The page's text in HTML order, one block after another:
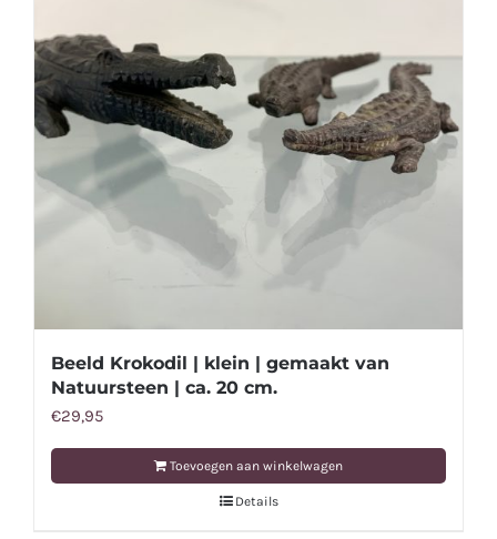
Beeld Krokodil | klein | gemaakt van
Natuursteen | ca. 20 cm.
€29,95
Toevoegen aan winkelwagen
Details